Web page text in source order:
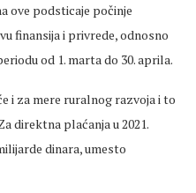
ove podsticaje počinje
finansija i privrede, odnosno
od 1. marta do 30. aprila.
i za mere ruralnog razvoja i to
direktna plaćanja u 2021.
dinara, umesto